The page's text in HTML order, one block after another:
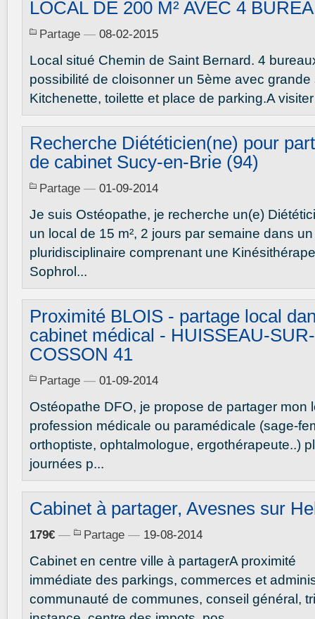
LOCAL DE 200 M² AVEC 4
Partage — 08-02-2015
Local situé Chemin de Saint Bernard. 4
possibilité de cloisonner un 5ème avec grande
Kitchenette, toilette et place de parking.A
Recherche Diététicien(ne) pour
de cabinet Sucy-en-Brie (94)
Partage — 01-09-2014
Je suis Ostéopathe, je recherche un(e)
un local de 15 m², 2 jours par semaine dans
pluridisciplinaire comprenant une
Sophrol...
Proximité BLOIS - partage local
cabinet médical - HUISSEAU-SUR-
COSSON 41
Partage — 01-09-2014
Ostéopathe DFO, je propose de partager mon
profession médicale ou paramédicale (sage-
orthoptiste, ophtalmologue, ergothérapeute..)
journées p...
Cabinet à partager, Avesnes sur
179€ — Partage — 19-08-2014
Cabinet en centre ville à partagerA proximité
immédiate des parkings, commerces et
communauté de communes, conseil général,